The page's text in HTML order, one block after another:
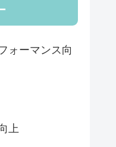
ォーマンス向
上